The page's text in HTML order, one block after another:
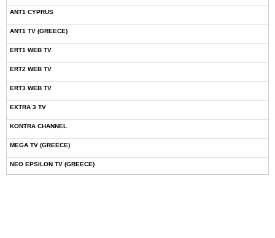
ANT1 CYPRUS
ANT1 TV (GREECE)
ERT1 WEB TV
ERT2 WEB TV
ERT3 WEB TV
EXTRA 3 TV
KONTRA CHANNEL
MEGA TV (GREECE)
NEO EPSILON TV (GREECE)